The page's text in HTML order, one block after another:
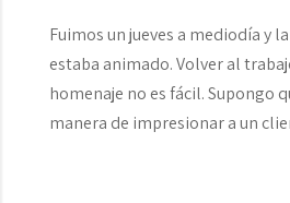
Fuimos un jueves a mediodía y
estaba animado. Volver al
homenaje no es fácil. Supongo
manera de impresionar a un